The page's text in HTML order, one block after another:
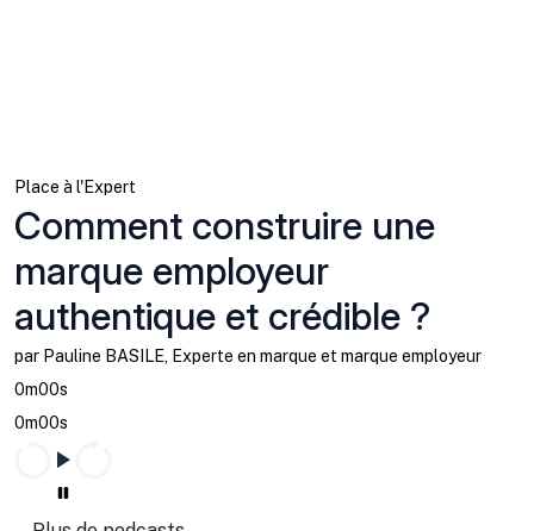
Place à l'Expert
Comment construire une
marque employeur
authentique et crédible ?
par Pauline BASILE, Experte en marque et marque employeur
0m00s
0m00s